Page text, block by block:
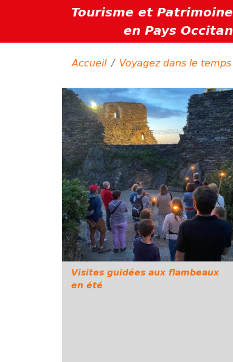
Tourisme et Patrimoine
en Pays Occitan
Accueil Voyagez dans le temps
Visites guidées aux flambeaux
en été